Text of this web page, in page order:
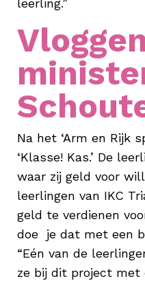
leerling.”
Na het ‘Arm en Rijk
‘Klasse! Kas.’ De
waar zij geld voor
leerlingen van IKC
geld te verdienen
doe je dat met een
“Eén van de
ze bij dit project met